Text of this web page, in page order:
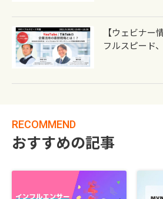
【ウェビナー
フルスピード
RECOMMEND
おすすめの記事